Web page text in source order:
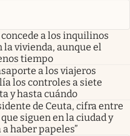
a los inquilinos
la vivienda, aunque el
tiempo
a los viajeros
los controles a siete
y hasta cuándo
de Ceuta, cifra entre
siguen en la ciudad y
haber papeles”